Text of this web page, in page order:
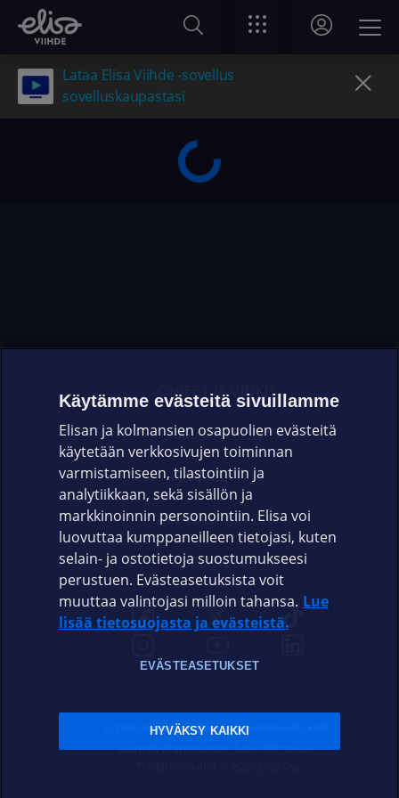
Lataa Elisa Viihde -sovellus
sovelluskaupastasi
OHJEET JA VINKIT
OMAYHTEISÖ
VIANSELVITYS
ASIAKASPALVELU
ELISA.FI
Sopimusehdot Tietosuoja Evästeasetukset
Sääntelyviranomaiset Saavutettavuus
Käytämme evästeitä sivuillamme
Elisan ja kolmansien osapuolien evästeitä
käytetään verkkosivujen toiminnan
varmistamiseen, tilastointiin ja
analytiikkaan, sekä sisällön ja
markkinoinnin personointiin. Elisa voi
luovuttaa kumppaneilleen tietojasi, kuten
selain- ja ostotietoja suostumukseesi
perustuen. Evästeasetuksista voit
muuttaa valintojasi milloin tahansa. Lue
lisää tietosuojasta ja evästeistä.
EVÄSTEASETUKSET
HYVÄKSY KAIKKI